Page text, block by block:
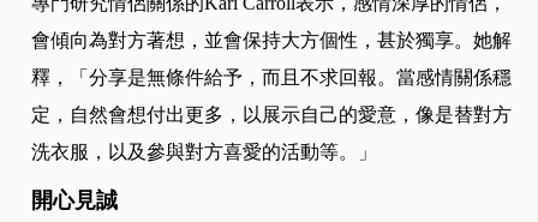
會傾向為對方著想，並會保持大方個性，甚於獨享。她解
釋，「分享是無條件給予，而且不求回報。當感情關係穩
定，自然會想付出更多，以展示自己的愛意，像是替對方
洗衣服，以及參與對方喜愛的活動等。」
開心見誠